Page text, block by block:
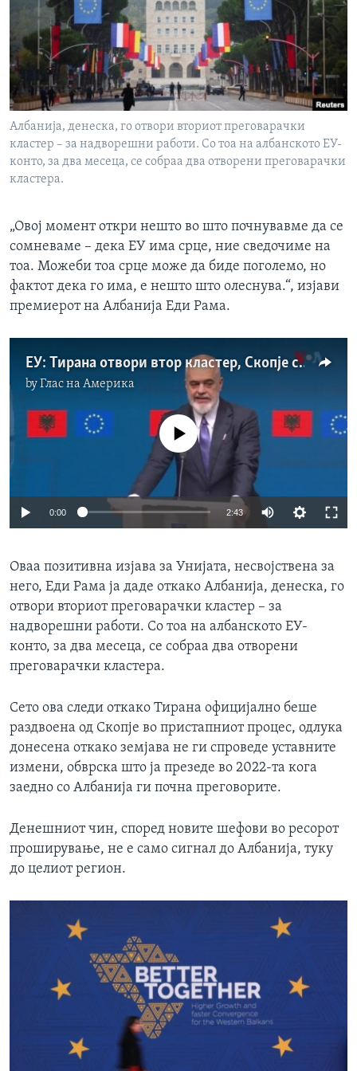
ИНТЕРВЈУА
Јазици
Албанија, денеска, го отвори вториот преговарачки
кластер – за надворешни работи. Со тоа на албанското ЕУ-
конто, за два месеца, се собраа два отворени преговарачки
кластера.
„Овој момент откри нешто во што почнувавме да се
сомневаме – дека ЕУ има срце, ние сведочиме на
тоа. Можеби тоа срце може да биде поголемо, но
фактот дека го има, е нешто што олеснува.“, изјави
премиерот на Албанија Еди Рама.
ЕУ: Тирана отвори втор кластер, Скопје се уште чека
byГлас на Америка
No media source currently available
0:00 2:43
Оваа позитивна изјава за Унијата, несвојствена за
него, Еди Рама ја даде откако Албанија, денеска, го
отвори вториот преговарачки кластер – за
надворешни работи. Со тоа на албанското ЕУ-
конто, за два месеца, се собраа два отворени
преговарачки кластера.
Сето ова следи откако Тирана официјално беше
раздвоена од Скопје во пристапниот процес, одлука
донесена откако земјава не ги спроведе уставните
измени, обврска што ја презеде во 2022-та кога
заедно со Албанија ги почна преговорите.
Денешниот чин, според новите шефови во ресорот
проширување, не е само сигнал до Албанија, туку
до целиот регион.